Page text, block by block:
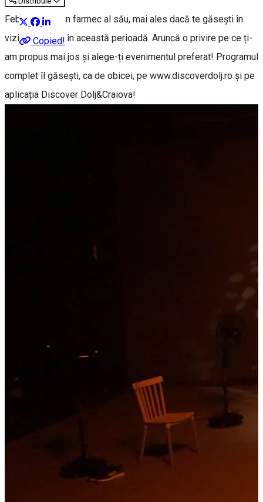
Copied!
Februarie are un farmec al său, mai ales dacă te găsești în
vizită pe la noi în această perioadă. Aruncă o privire pe ce ți-
am propus mai jos și alege-ți evenimentul preferat! Programul
complet îl găsești, ca de obicei, pe www.discoverdolj.ro și pe
aplicația Discover Dolj&Craiova!